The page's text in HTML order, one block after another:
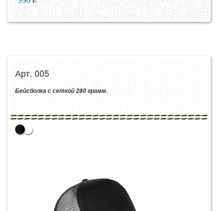
Арт. 005
Бейсболка с сеткой 280 грамм.